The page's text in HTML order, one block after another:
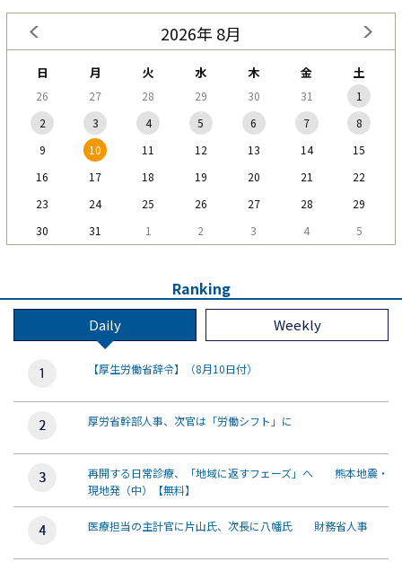
2026年 8月
日 月 火 水 木 金 土
26 27 28 29 30 31
1
2
3 4 5 6 7
8
9
10 11 12 13 14
15
16
17 18 19 20 21
22
23
24 25 26 27 28
29
30
31 1 2 3 4 5
Ranking
Daily Weekly
【厚生労働省辞令】（8月10日付）
厚労省幹部人事、次官は「労働シフト」に
再開する日常診療、「地域に返すフェーズ」へ 熊本地震・
現地発（中）【無料】
医療担当の主計官に片山氏、次長に八幡氏 財務省人事